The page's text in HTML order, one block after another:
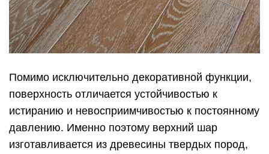
Помимо исключительно декоративной функции,
поверхность отличается устойчивостью к
истиранию и невосприимчивостью к постоянному
давлению. Именно поэтому верхний шар
изготавливается из древесины твердых пород,